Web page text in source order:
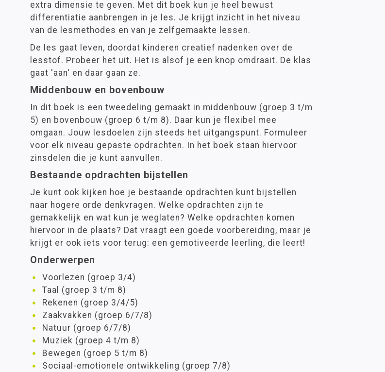
extra dimensie te geven. Met dit boek kun je heel bewust
differentiatie aanbrengen in je les. Je krijgt inzicht in het niveau
van de lesmethodes en van je zelfgemaakte lessen.
De les gaat leven, doordat kinderen creatief nadenken over de
lesstof. Probeer het uit. Het is alsof je een knop omdraait. De klas
gaat 'aan' en daar gaan ze.
Middenbouw en bovenbouw
In dit boek is een tweedeling gemaakt in middenbouw (groep 3 t/m
5) en bovenbouw (groep 6 t/m 8). Daar kun je flexibel mee
omgaan. Jouw lesdoelen zijn steeds het uitgangspunt. Formuleer
voor elk niveau gepaste opdrachten. In het boek staan hiervoor
zinsdelen die je kunt aanvullen.
Bestaande opdrachten bijstellen
Je kunt ook kijken hoe je bestaande opdrachten kunt bijstellen
naar hogere orde denkvragen. Welke opdrachten zijn te
gemakkelijk en wat kun je weglaten? Welke opdrachten komen
hiervoor in de plaats? Dat vraagt een goede voorbereiding, maar je
krijgt er ook iets voor terug: een gemotiveerde leerling, die leert!
Onderwerpen
Voorlezen (groep 3/4)
Taal (groep 3 t/m 8)
Rekenen (groep 3/4/5)
Zaakvakken (groep 6/7/8)
Natuur (groep 6/7/8)
Muziek (groep 4 t/m 8)
Bewegen (groep 5 t/m 8)
Sociaal-emotionele ontwikkeling (groep 7/8)